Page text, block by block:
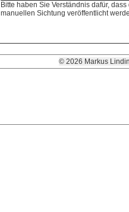
Bitte haben Sie Verständnis dafür,
manuellen Sichtung veröffentlicht
© 2026 Markus